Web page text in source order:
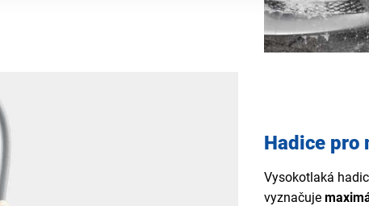
Hadice
Vysokotlaká
vyznačuje